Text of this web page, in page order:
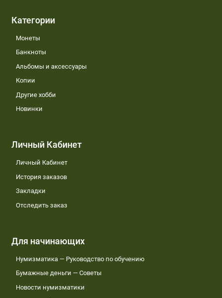
Категории
Монеты
Банкноты
Альбомы и аксессуары
Копии
Другие хобби
Новинки
Личный Кабинет
Личный Кабинет
История заказов
Закладки
Отследить заказ
Для начинающих
Нумизматика — Руководство по обучению
Бумажные деньги — Советы
Новости нумизматики